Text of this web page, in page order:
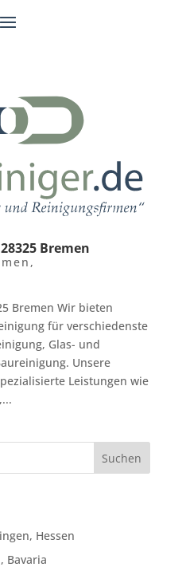
Bremen
,
Bremen Wir bieten
für verschiedenste
Glas- und
Unsere
Leistungen wie
Suchen
Hessen
Bavaria